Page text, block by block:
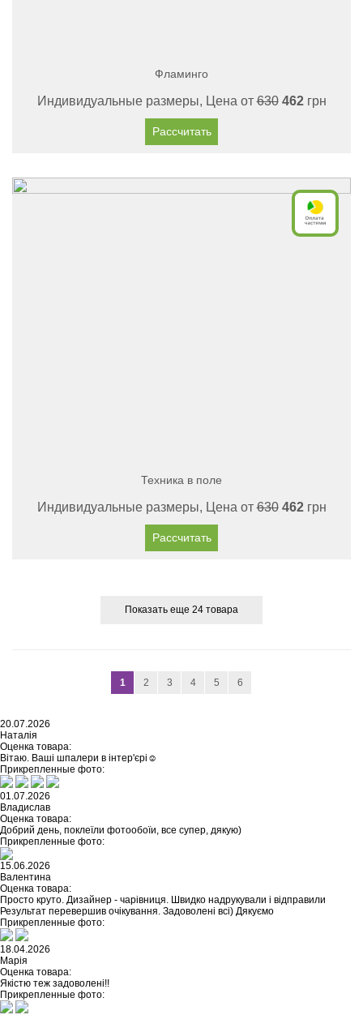
Фламинго
Индивидуальные размеры, Цена от630 462грн
Рассчитать
Техника в поле
Индивидуальные размеры, Цена от630 462грн
Рассчитать
Показать еще 24 товара
1 2 3 4 5 6
20.07.2026
Наталія
Оценка товара:
Вітаю. Ваші шпалери в інтер'єрі☺️
Прикрепленные фото:
01.07.2026
Владислав
Оценка товара:
Добрий день, поклеїли фотообоїи, все супер, дякую)
Прикрепленные фото:
15.06.2026
Валентина
Оценка товара:
Просто круто. Дизайнер - чарівниця. Швидко надрукували і відправили
Результат перевершив очікування. Задоволені всі) Дякуємо
Прикрепленные фото:
18.04.2026
Марія
Оценка товара:
Якістю теж задоволені!!
Прикрепленные фото: